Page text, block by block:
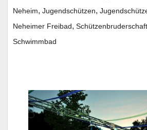
Neheim, Jugendschützen,
Neheimer Freibad, Schützenbruderschaft
Schwimmbad